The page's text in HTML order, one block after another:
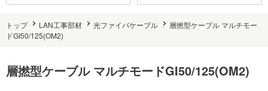
トップ LAN工事部材 光ファイバケーブル
層撚型ケーブル マルチモー
ドGI50/125(OM2)
層撚型ケーブル マルチモードGI50/125(OM2)